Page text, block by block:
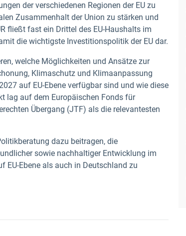
der verschiedenen Regionen der EU zu
Zusammenhalt der Union zu stärken und
fließt fast ein Drittel des EU-Haushalts im
die wichtigste Investitionspolitik der EU dar.
welche Möglichkeiten und Ansätze zur
Klimaschutz und Klimaanpassung
auf EU-Ebene verfügbar sind und wie diese
lag auf dem Europäischen Fonds für
Übergang (JTF) als die relevantesten
dazu beitragen, die
sowie nachhaltiger Entwicklung im
EU-Ebene als auch in Deutschland zu